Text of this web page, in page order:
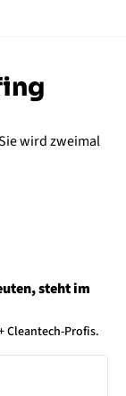
wird zweimal
steht im
Cleantech-Profis.